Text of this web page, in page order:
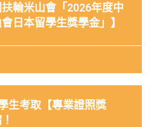
輪米山會「2026年度中
日本留學生獎學金」】
生考取【專業證照獎